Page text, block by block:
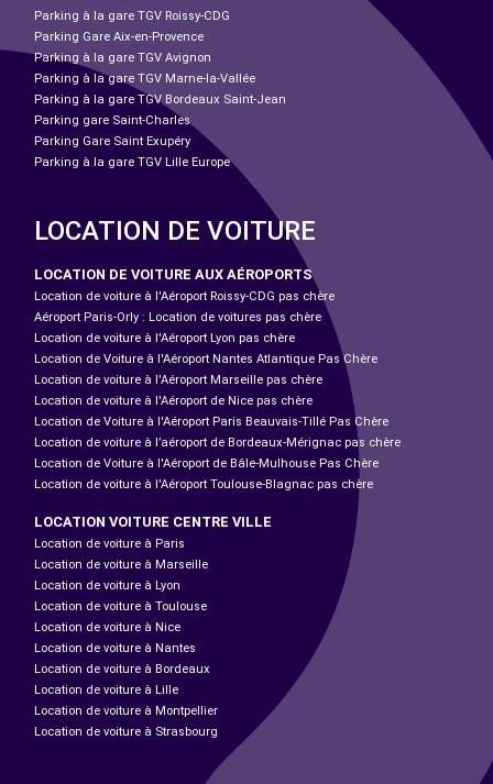
Parking à la gare TGV Roissy-CDG
Parking Gare Aix-en-Provence
Parking à la gare TGV Avignon
Parking à la gare TGV Marne-la-Vallée
Parking à la gare TGV Bordeaux Saint-Jean
Parking gare Saint-Charles
Parking Gare Saint Exupéry
Parking à la gare TGV Lille Europe
LOCATION DE VOITURE
LOCATION DE VOITURE AUX AÉROPORTS
Location de voiture à l'Aéroport Roissy-CDG pas chère
Aéroport Paris-Orly : Location de voitures pas chère
Location de voiture à l'Aéroport Lyon pas chère
Location de Voiture à l'Aéroport Nantes Atlantique Pas Chère
Location de voiture à l'Aéroport Marseille pas chère
Location de voiture à l'Aéroport de Nice pas chère
Location de Voiture à l'Aéroport Paris Beauvais-Tillé Pas Chère
Location de voiture à l’aéroport de Bordeaux-Mérignac pas chère
Location de Voiture à l'Aéroport de Bâle-Mulhouse Pas Chère
Location de voiture à l'Aéroport Toulouse-Blagnac pas chère
LOCATION VOITURE CENTRE VILLE
Location de voiture à Paris
Location de voiture à Marseille
Location de voiture à Lyon
Location de voiture à Toulouse
Location de voiture à Nice
Location de voiture à Nantes
Location de voiture à Bordeaux
Location de voiture à Lille
Location de voiture à Montpellier
Location de voiture à Strasbourg